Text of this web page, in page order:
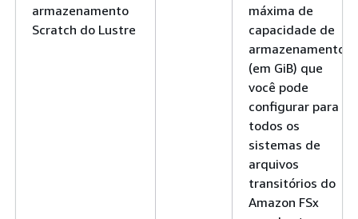
armazenamento
Scratch do Lustre
máxima de
capacidade de
armazenamento
(em GiB) que
você pode
configurar para
todos os
sistemas de
arquivos
transitórios do
Amazon FSx